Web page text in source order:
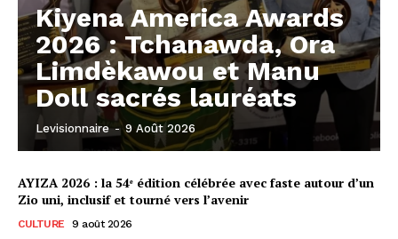
Kiyena America Awards
2026 : Tchanawda, Ora
Limdèkawou et Manu
Doll sacrés lauréats
Levisionnaire - 9 Août 2026
AYIZA 2026 : la 54ᵉ édition célébrée avec faste autour d’un
Zio uni, inclusif et tourné vers l’avenir
CULTURE 9 août 2026